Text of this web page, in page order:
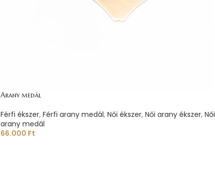
Arany medál
Férfi ékszer, Férfi arany medál, Női ékszer, Női arany ékszer, Női
arany medál
66.000 Ft